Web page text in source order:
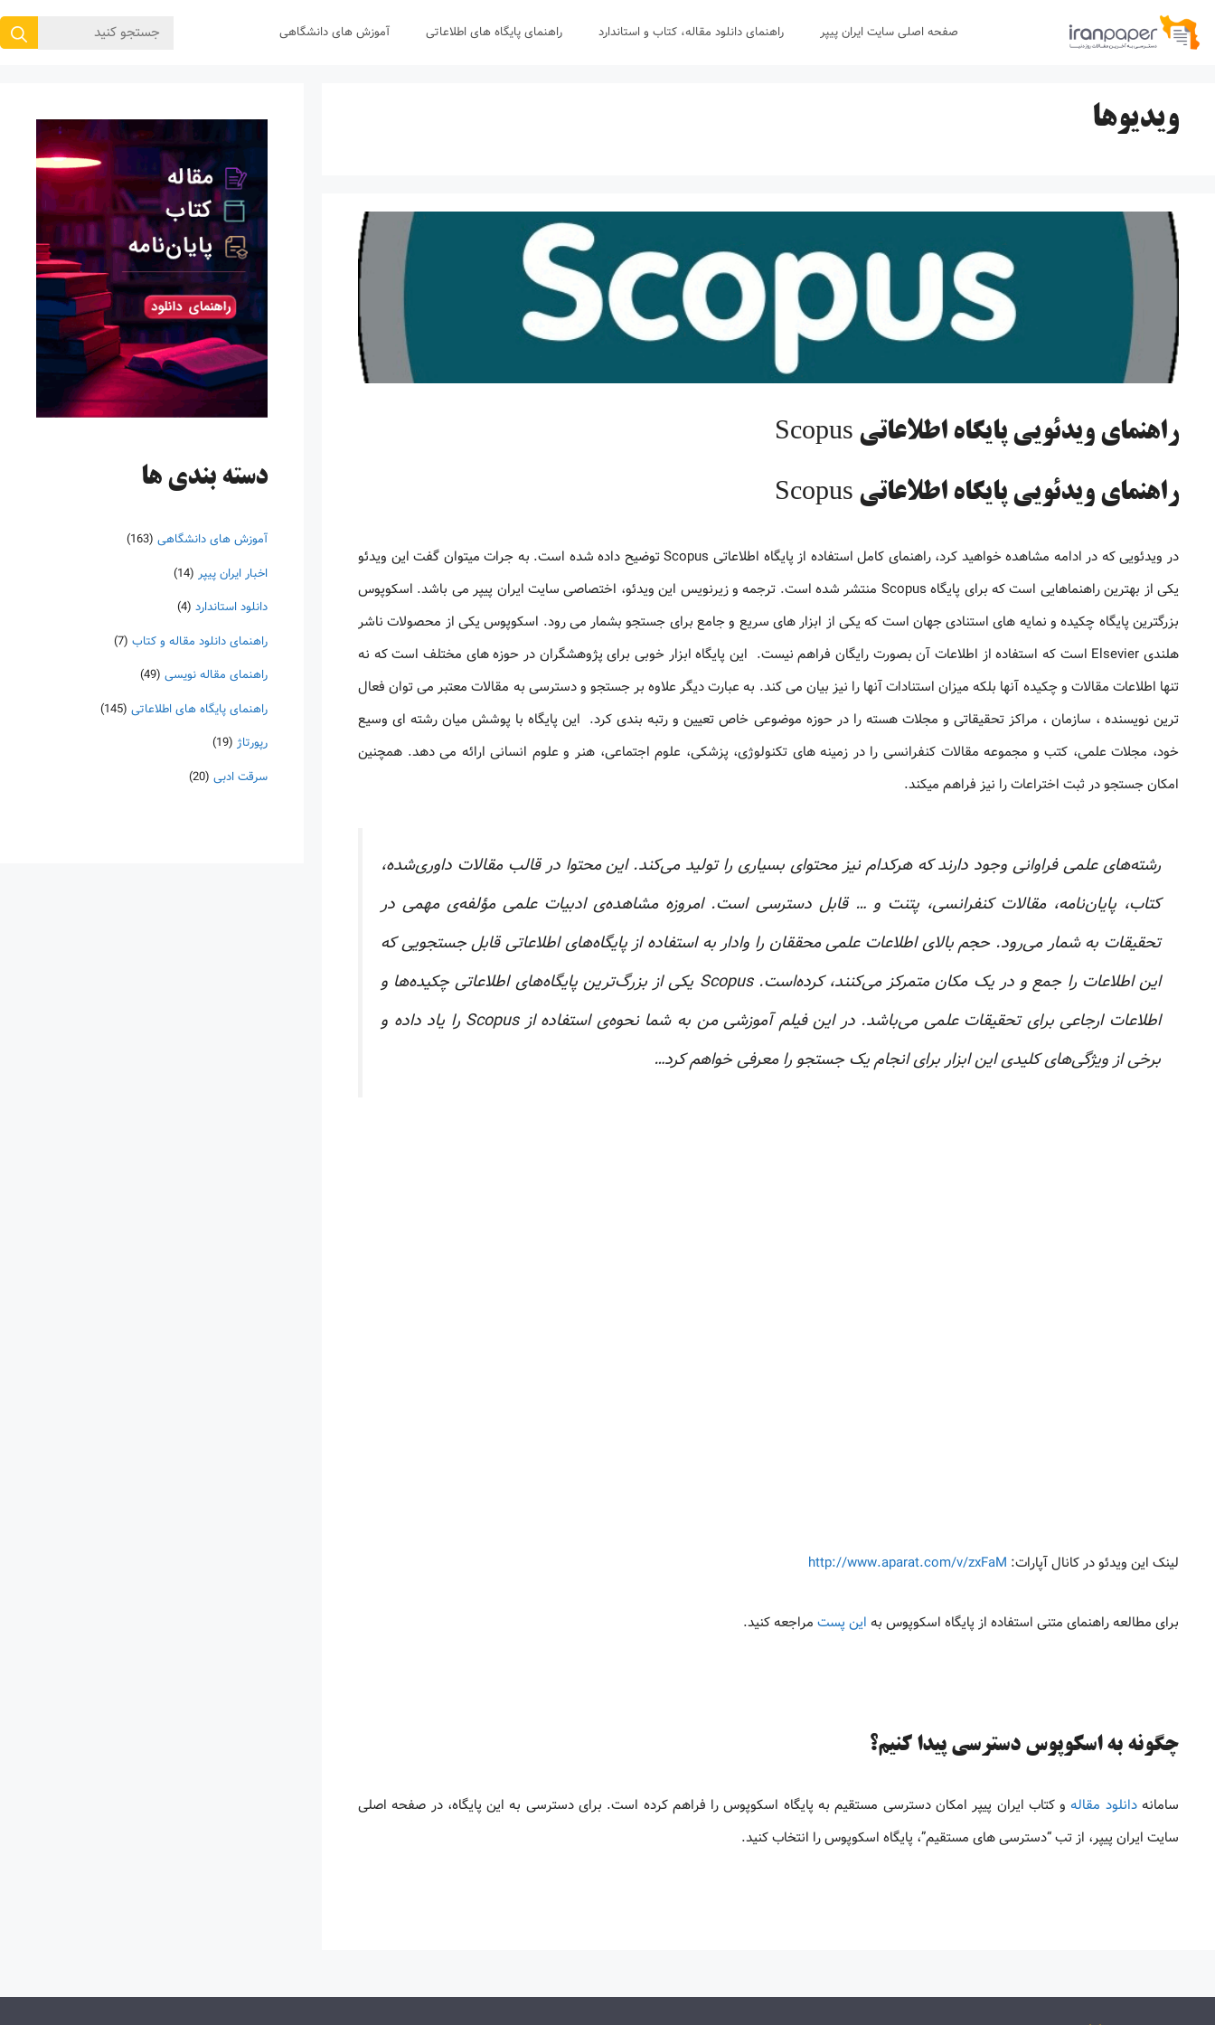
پرش
صفحه اصلی سایت ایران پیپر راهنمای دانلود مقاله، کتاب و استاندارد راهنمای پایگاه های اطلاعاتی آموزش های دانشگاهی
جستجوی
ویدیوها
راهنمای ویدئویی پایگاه اطلاعاتی Scopus
راهنمای ویدئویی پایگاه اطلاعاتی Scopus
در ویدئویی که در ادامه مشاهده خواهید کرد، راهنمای کامل استفاده از پایگاه اطلاعاتی Scopus توضیح داده شده است. به جرات میتوان گفت این ویدئو
یکی از بهترین راهنماهایی است که برای پایگاه Scopus منتشر شده است. ترجمه و زیرنویس این ویدئو، اختصاصی سایت ایران پیپر می باشد. اسکوپوس
بزرگترین پایگاه چکیده و نمایه های استنادی جهان است که یکی از ابزار های سریع و جامع برای جستجو بشمار می رود. اسکوپوس یکی از محصولات ناشر
هلندی Elsevier است که استفاده از اطلاعات آن بصورت رایگان فراهم نیست. این پایگاه ابزار خوبی برای پژوهشگران در حوزه های مختلف است که نه
تنها اطلاعات مقالات و چکیده آنها بلکه میزان استنادات آنها را نیز بیان می کند. به عبارت دیگر علاوه بر جستجو و دسترسی به مقالات معتبر می توان فعال
ترین نویسنده ، سازمان ، مراکز تحقیقاتی و مجلات هسته را در حوزه موضوعی خاص تعیین و رتبه بندی کرد. این پایگاه با پوشش میان رشته ای وسیع
خود، مجلات علمی، کتب و مجموعه مقالات کنفرانسی را در زمینه های تکنولوژی، پزشکی، علوم اجتماعی، هنر و علوم انسانی ارائه می دهد. همچنین
امکان جستجو در ثبت اختراعات را نیز فراهم میکند.
رشته‌های علمی فراوانی وجود دارند که هرکدام نیز محتوای بسیاری را تولید می‌کند. این محتوا در قالب مقالات داوری‌شده،
کتاب، پایان‌نامه، مقالات کنفرانسی، پتنت و … قابل دسترسی است. امروزه مشاهده‌ی ادبیات علمی مؤلفه‌ی مهمی در
تحقیقات به شمار می‌رود. حجم بالای اطلاعات علمی محققان را وادار به استفاده از پایگاه‌های اطلاعاتی قابل جستجویی که
این اطلاعات را جمع و در یک مکان متمرکز می‌کنند، کرده‌است. Scopus یکی از بزرگ‌ترین پایگاه‌های اطلاعاتی چکیده‌ها و
اطلاعات ارجاعی برای تحقیقات علمی می‌باشد. در این فیلم آموزشی من به شما نحوه‌ی استفاده از Scopus را یاد داده و
برخی از ویژگی‌های کلیدی این ابزار برای انجام یک جستجو را معرفی خواهم کرد…
لینک این ویدئو در کانال آپارات: http://www.aparat.com/v/zxFaM
برای مطالعه راهنمای متنی استفاده از پایگاه اسکوپوس به این پست مراجعه کنید.
چگونه به اسکوپوس دسترسی پیدا کنیم؟
سامانهدانلود مقاله و کتاب ایران پیپر امکان دسترسی مستقیم به پایگاه اسکوپوس را فراهم کرده است. برای دسترسی به این پایگاه، در صفحه اصلی
سایت ایران پیپر، از تب “دسترسی های مستقیم”، پایگاه اسکوپوس را انتخاب کنید.
دسته‌ بندی ها
آموزش های دانشگاهی (163)
اخبار ایران پیپر (14)
دانلود استاندارد (4)
راهنمای دانلود مقاله و کتاب (7)
راهنمای مقاله نویسی (49)
راهنمای پایگاه های اطلاعاتی (145)
رپورتاژ (19)
سرقت ادبی (20)